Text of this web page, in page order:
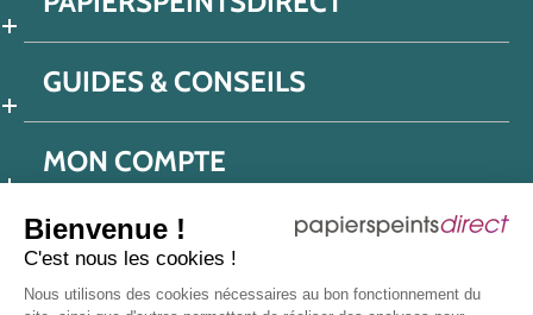
Bienvenue !
C'est nous les cookies !
Nous utilisons des cookies nécessaires au bon fonctionnement du
GUIDES & CONSEILS
MON COMPTE